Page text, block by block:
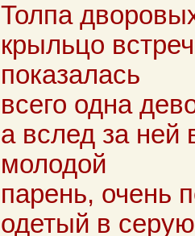
Толпа
крыльцо
показалась
всего одна
а вслед за
молодой
парень, очень
одетый в